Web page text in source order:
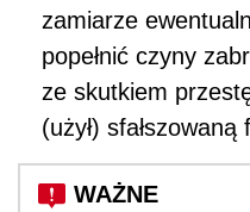
zamiarze
popełnić czyny
ze skutkiem
(użył) sfałszowaną